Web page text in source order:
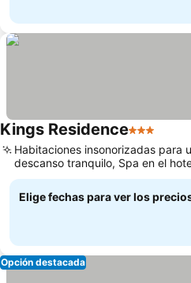
Kings Residence3 Estrellas
Habitaciones insonorizadas para
descanso tranquilo, Spa en el
para relajarte
Elige fechas para ver los
Opción destacada